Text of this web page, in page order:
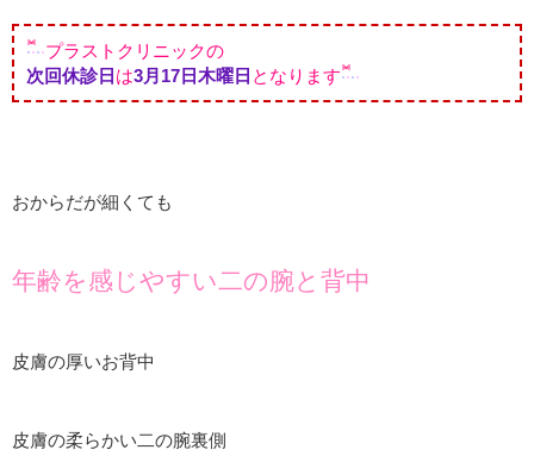
プラストクリニックの
次回休診日 は3月17日木曜日 となります
おからだが細くても
年齢を感じやすい二の腕と背中
皮膚の厚いお背中
皮膚の柔らかい二の腕裏側